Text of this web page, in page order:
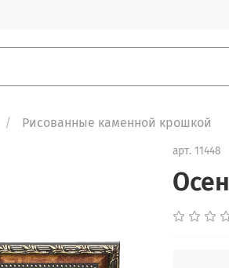
Рисованные каменной крошкой
арт. 11448